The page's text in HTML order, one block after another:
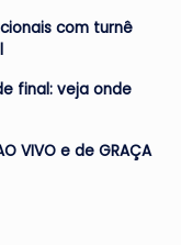
com turnê
final: veja onde
VIVO e de GRAÇA